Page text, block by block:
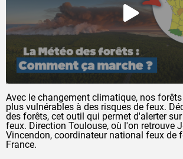
Avec le changement climatique, nos
plus vulnérables à des risques de feux.
des forêts, cet outil qui permet d'alerter
feux. Direction Toulouse, où l'on retrouve
Vincendon, coordinateur national feux de
France.